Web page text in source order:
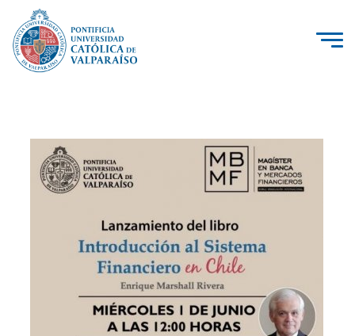
PUCV Internacional
Vinculación con el Medio
Admisión